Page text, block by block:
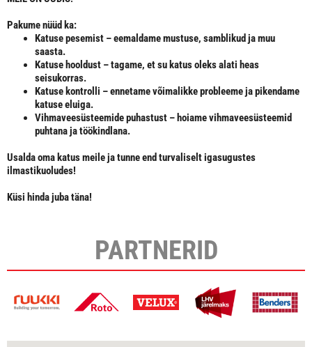
Pakume nüüd ka:
Katuse pesemist – eemaldame mustuse, samblikud ja muu
saasta.
Katuse hooldust – tagame, et su katus oleks alati heas
seisukorras.
Katuse kontrolli – ennetame võimalikke probleeme ja pikendame
katuse eluiga.
Vihmaveesüsteemide puhastust – hoiame vihmaveesüsteemid
puhtana ja töökindlana.
Usalda oma katus meile ja tunne end turvaliselt igasugustes
ilmastikuoludes!
Küsi hinda juba täna!
PARTNERID